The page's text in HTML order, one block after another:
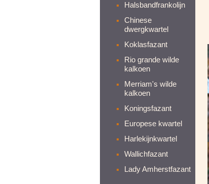
Halsbandfrankolijn
Chinese
dwergkwartel
Koklasfazant
Rio grande wilde
kalkoen
Merriam's wilde
kalkoen
Koningsfazant
Europese kwartel
Harlekijnkwartel
Wallichfazant
Lady Amherstfazant